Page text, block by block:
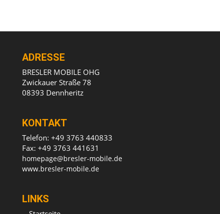
ADRESSE
BRESLER MOBILE OHG
Zwickauer Straße 78
08393 Dennheritz
KONTAKT
Telefon: +49 3763 440833
Fax: +49 3763 441631
homepage@bresler-mobile.de
www.bresler-mobile.de
LINKS